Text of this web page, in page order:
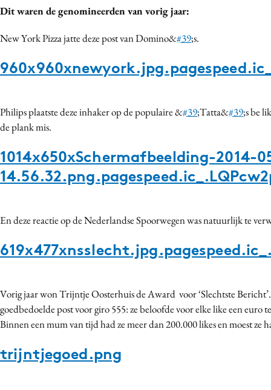
Dit waren de genomineerden van vorig jaar:
New York Pizza jatte deze post van Domino&#39;s.
Philips plaatste deze inhaker op de populaire &#39;Tatta&#39;s be
de plank mis.
1014x650xSchermafbeelding-2014-
En deze reactie op de Nederlandse Spoorwegen was natuurlijk te
Vorig jaar won Trijntje Oosterhuis de Award voor ‘Slechtste
goedbedoelde post voor giro 555: ze beloofde voor elke like een euro
Binnen een mum van tijd had ze meer dan 200.000 likes en moest ze
trijntjegoed.png